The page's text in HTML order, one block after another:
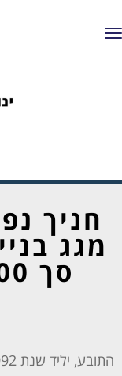
תפריט
חניך
מגג
סך 850,000 שקלים